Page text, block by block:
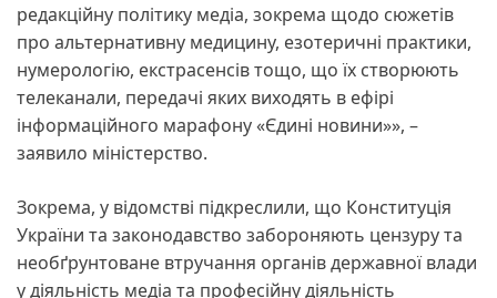
редакційну політику медіа, зокрема щодо сюжетів
про альтернативну медицину, езотеричні практики,
нумерологію, екстрасенсів тощо, що їх створюють
телеканали, передачі яких виходять в ефірі
інформаційного марафону «Єдині новини»», –
заявило міністерство.
Зокрема, у відомстві підкреслили, що Конституція
України та законодавство забороняють цензуру та
необґрунтоване втручання органів державної влади
у діяльність медіа та професійну діяльність